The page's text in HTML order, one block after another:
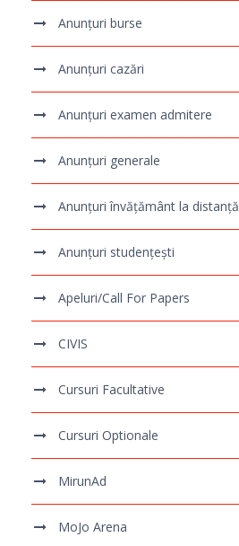
Anunțuri burse
Anunțuri cazări
Anunțuri examen admitere
Anunțuri generale
Anunțuri învățământ la distanță
Anunțuri studențești
Apeluri/Call For Papers
CIVIS
Cursuri Facultative
Cursuri Optionale
MirunAd
MoJo Arena